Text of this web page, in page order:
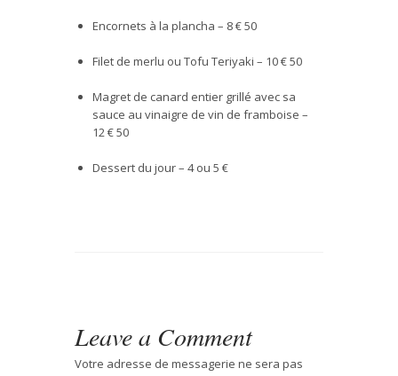
Encornets à la plancha – 8€ 50
Filet de merlu ou Tofu Teriyaki – 10€ 50
Magret de canard entier grillé avec sa
sauce au vinaigre de vin de framboise –
12€ 50
Dessert du jour – 4 ou 5 €
Leave a Comment
Votre adresse de messagerie ne sera pas